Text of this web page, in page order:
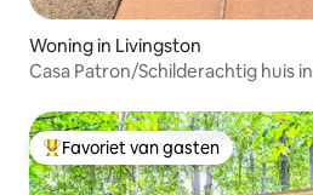
Woning in Livingston
Casa Patron/Schilderachtig huis
Topfavoriet van gasten
Favoriet van gasten